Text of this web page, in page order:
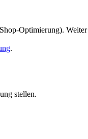
Optimierung).
.
stellen.